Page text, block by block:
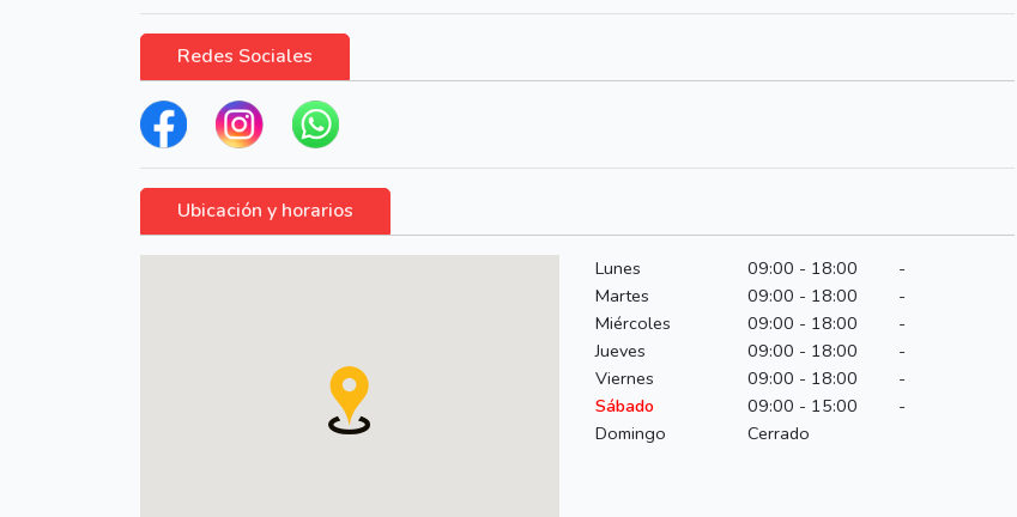
Redes Sociales
Ubicación y horarios
Lunes 09:00 - 18:00
-
Martes
09:00 - 18:00
-
Miércoles
09:00 - 18:00
-
Jueves
09:00 - 18:00
-
Viernes
09:00 - 18:00
-
Sábado
09:00 - 15:00
-
Domingo
Cerrado